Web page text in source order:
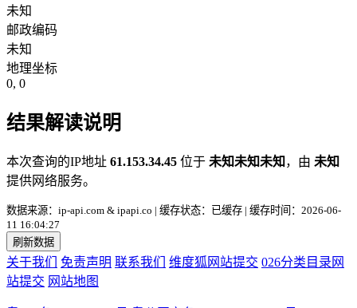
未知
邮政编码
未知
地理坐标
0, 0
结果解读说明
本次查询的IP地址 61.153.34.45 位于 未知未知未知 ，由 未知
提供网络服务。
数据来源：ip-api.com & ipapi.co | 缓存状态：已缓存 | 缓存时间：2026-06-
11 16:04:27
刷新数据
关于我们 免责声明 联系我们 维度狐网站提交 026分类目录网
站提交 网站地图